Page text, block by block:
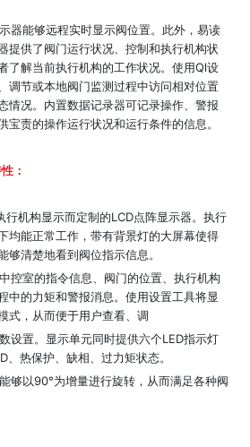
器能够远程实时显示阀位置。此外，易读
提供了阀门运行状况、控制和执行机构状
了解当前执行机构的工作状况。使用Ql设
调节或本地阀门监测过程中访问相对位置
情况。内置数据记录器可记录操作、警报
宝责的操作运行状况和运行条件的信息。
：
行机构显示而定制的LCD点阵显示器。执行
均能正常工作，带有背景灯的大屏幕使得
够清楚地看到阀位指示信息。
控室的指令信息、阀门的位置、执行机构
中的力矩和警报消息。使用设置工具将显
式，从而便于用户查看、调
设置。显示单元同时提供六个LED指示灯
、热保护、缺相、过力矩状态。
够以90°为增量进行旋转，从而满足各种阀